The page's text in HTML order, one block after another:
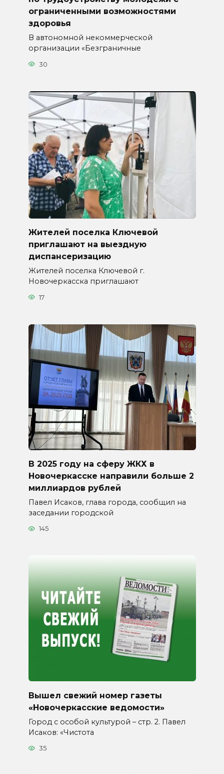
ограниченными возможностями
здоровья
В автономной некоммерческой
организации «Безграничные
30
Жителей поселка Ключевой
приглашают на выездную
диспансеризацию
Жителей поселка Ключевой г.
Новочеркасска приглашают
17
В 2025 году на сферу ЖКХ в
Новочеркасске направили больше 2
миллиардов рублей
Павел Исаков, глава города, сообщил на
заседании городской
145
Вышел свежий номер газеты
«Новочеркасские ведомости»
Город с особой культурой – стр. 2. Павел
Исаков: «Чистота
35